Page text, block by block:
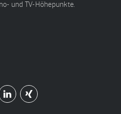
und TV-Höhepunkte.